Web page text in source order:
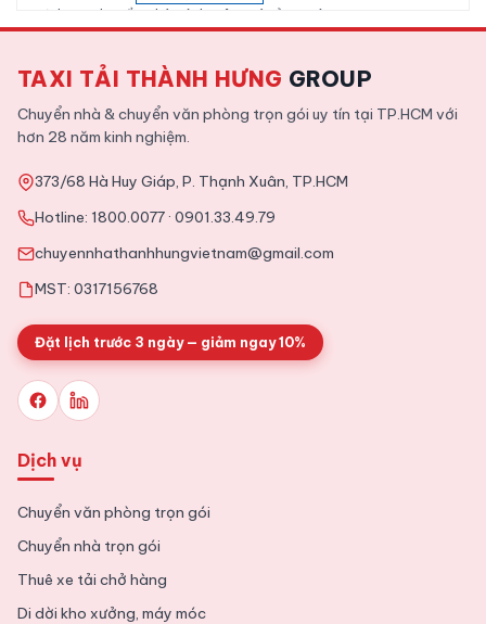
Dịch vụ chuyển nhà Bình Tân giá rẻ, uy tín
2026-01-12 Chuyển Nhà
Dịch vụ chuyển nhà trọn gói Quận 9 uy tín, giá rẻ
2025-11-09
Tin Tức
Tổng hợp kinh nghiệm chuyển văn phòng chi tiết từ A tới Z
TAXI TẢI THÀNH HƯNG GROUP
Chuyển nhà & chuyển văn phòng trọn gói uy tín tại TP.HCM với
hơn 28 năm kinh nghiệm.
373/68 Hà Huy Giáp, P. Thạnh Xuân, TP.HCM
Hotline: 1800.0077 · 0901.33.49.79
chuyennhathanhhungvietnam@gmail.com
MST: 0317156768
Đặt lịch trước 3 ngày — giảm ngay 10%
Dịch vụ
Chuyển văn phòng trọn gói
Chuyển nhà trọn gói
Thuê xe tải chở hàng
Di dời kho xưởng, máy móc